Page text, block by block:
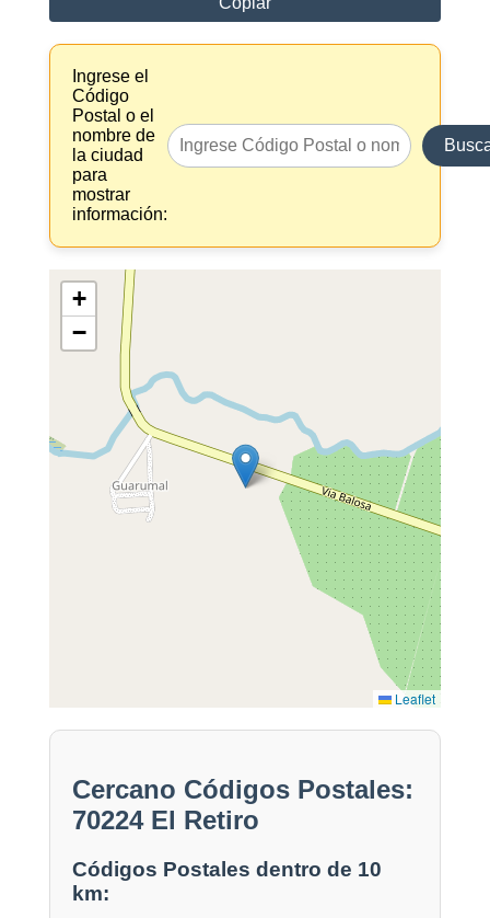
Ingrese el
Código
Postal o el
nombre de
la ciudad
para
mostrar
información:
+
−
Leaflet
Cercano Códigos Postales:
70224 El Retiro
Códigos Postales dentro de 10
km: